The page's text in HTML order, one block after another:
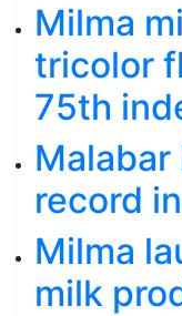
Milma
tricolor
75th
Malabar
record
Milma
milk